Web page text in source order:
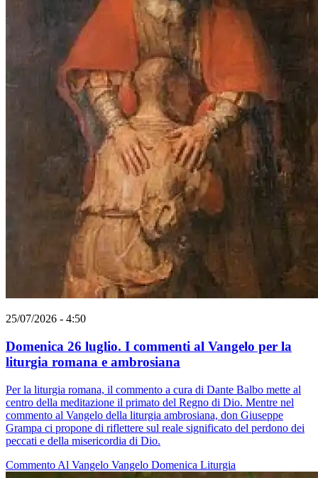
25/07/2026 - 4:50
Domenica 26 luglio. I commenti al Vangelo per la
liturgia romana e ambrosiana
Per la liturgia romana, il commento a cura di Dante Balbo mette al
centro della meditazione il primato del Regno di Dio. Mentre nel
commento al Vangelo della liturgia ambrosiana, don Giuseppe
Grampa ci propone di riflettere sul reale significato del perdono dei
peccati e della misericordia di Dio.
Commento Al Vangelo Vangelo Domenica Liturgia